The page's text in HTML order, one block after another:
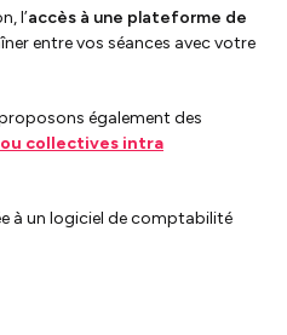
l’accès à une plateforme de
entre vos séances avec votre
également des
collectives intra
à un logiciel de comptabilité